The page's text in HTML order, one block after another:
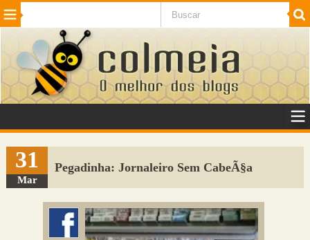
Beleza Cinema e TV
Internet Jogos NotÃ­cias SaÃºde
VeÃ­culos Adulto
Sugerir Link
Adicionar Blog
Colmeia Exchange
Perguntas Frequentes
31
Mar
Pegadinha: Jornaleiro Sem CabeÃ§a